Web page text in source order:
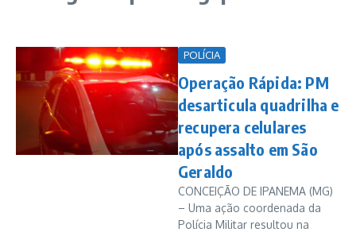
POLÍCIA
Operação Rápida: PM
desarticula quadrilha e
recupera celulares
após assalto em São
Geraldo
CONCEIÇÃO DE IPANEMA (MG)
– Uma ação coordenada da
Polícia Militar resultou na